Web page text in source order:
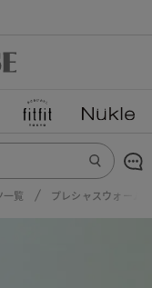
一覧 プレシャスウォーム